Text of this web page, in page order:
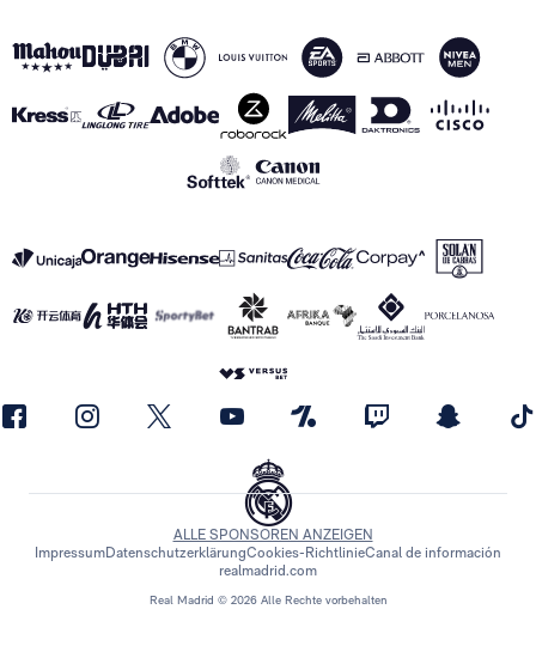
Real Madrid © 2026 Alle Rechte vorbehalten
ALLE SPONSOREN ANZEIGEN
ImpressumDatenschutzerklärungCookies-RichtlinieCanal de información
realmadrid.com